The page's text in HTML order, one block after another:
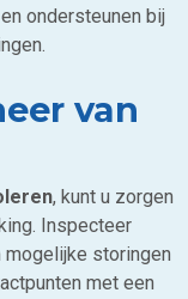
ondersteunen bij
van
, kunt u zorgen
Inspecteer
storingen
met een